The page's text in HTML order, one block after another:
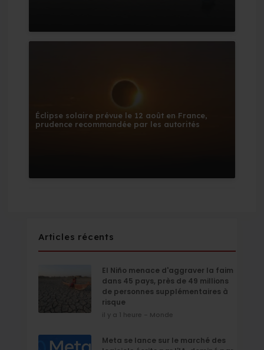
Éclipse solaire prévue le 12 août en France,
prudence recommandée par les autorités
Articles récents
El Niño menace d'aggraver la faim
dans 45 pays, près de 49 millions
de personnes supplémentaires à
risque
il y a 1 heure - Monde
Meta se lance sur le marché des